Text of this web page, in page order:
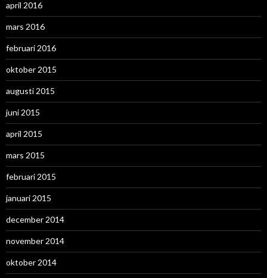
april 2016
mars 2016
februari 2016
oktober 2015
augusti 2015
juni 2015
april 2015
mars 2015
februari 2015
januari 2015
december 2014
november 2014
oktober 2014